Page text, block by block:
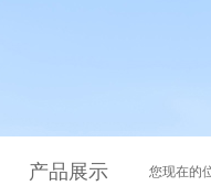
产品展示 您现在的